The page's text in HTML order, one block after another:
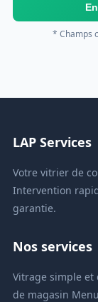
* Champs
LAP Services
Votre vitrier de
Intervention
garantie.
Nos services
Vitrage simple et
de magasin